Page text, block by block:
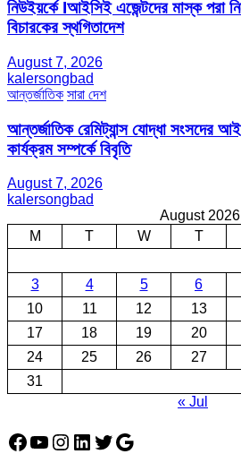
নিউইয়র্কে Iআইসিই এজেন্টদের মাস্ক পরা
বিচারকের স্থগিতাদেশ
August 7, 2026
kalersongbad
আন্তর্জাতিক সারা দেশ
আন্তর্জাতিক রেমিট্যান্স যোদ্ধা সংসদের
কার্যক্রম সম্পর্কে বিবৃতি
August 7, 2026
kalersongbad
August 2026
M
T W T
3
4 5 6
10
11 12 13
17
18 19 20
24
25 26 27
31
« Jul
Facebook
YouTube
Instagram
LinkedIn
Twitter
Google